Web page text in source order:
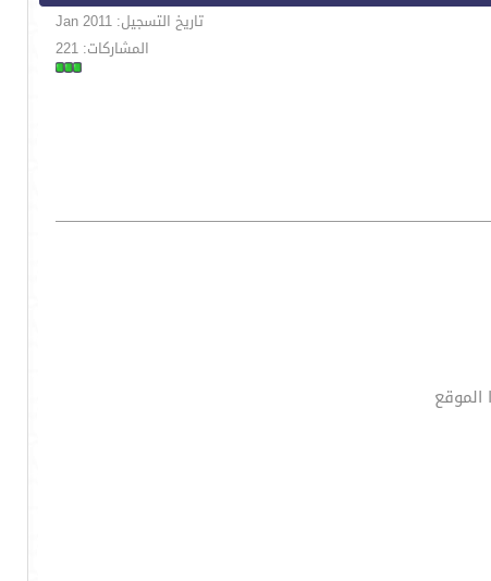
تاريخ التسجيل: Jan 2011
المشاركات: 221